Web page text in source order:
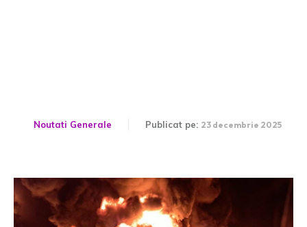
Noutati Generale Publicat pe: 23 decembrie 2025